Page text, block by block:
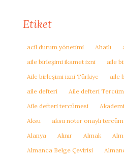
Etiket
acil durum yönetimi Ahatlı
aile birleşimi ikamet izni
aile
Aile birleşimi izni Türkiye
aile
aile defteri
Aile defteri
Aile defteri tercümesi
Aksu
aksu noter onaylı
Alanya
Alınır Almak
Almanca Belge Çevirisi